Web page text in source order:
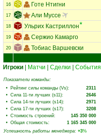
16 Готе Нтигни
17 Али Муссе
18 Ульрих Кастриллон
19 Сержио Камарго
20 Тобиас Варшевски
Игроки Матчи Сделки События
Показатели команды:
• Рейтинг силы команды (Vs): 2311
• Сила 11-ти лучших (s11): 2646
• Сила 14-ти лучших (s14): 2971
• Сила 17-ти лучших (s17): 3208
• Стоимость строений: 145 350 000
• Общая стоимость: 1 165 345 000
Успешность работы менеджера: +3%